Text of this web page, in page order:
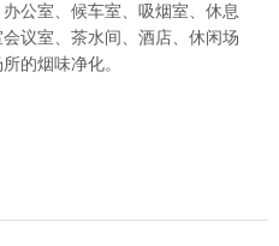
公室、候车室、吸烟室、休息
议室、茶水间、酒店、休闲场
的烟味净化。